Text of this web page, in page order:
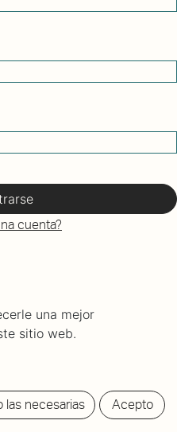
cuenta?
8, bajo
San Sebastián
una mejor
sitio web.
las necesarias Acepto